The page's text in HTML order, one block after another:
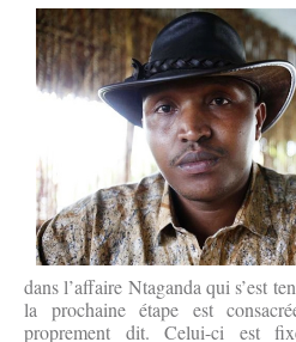
dans l’affaire Ntaganda qui s’est
la prochaine étape est
proprement dit. Celui-ci est